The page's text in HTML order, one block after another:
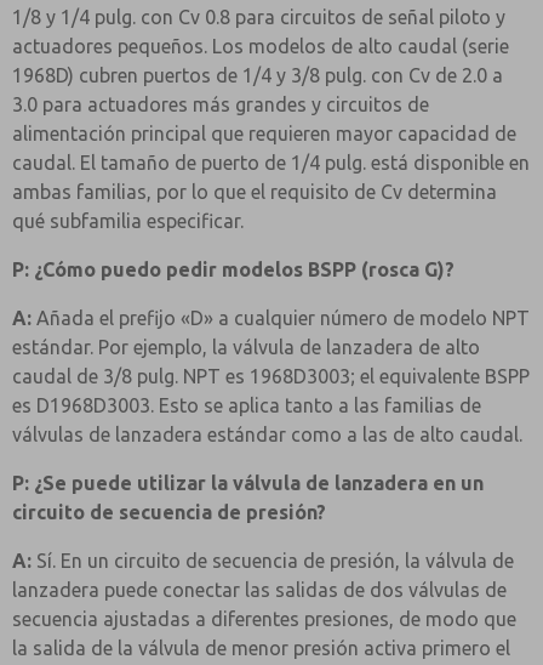
1/8 y 1/4 pulg. con Cv 0.8 para circuitos de señal piloto y
actuadores pequeños. Los modelos de alto caudal (serie
1968D) cubren puertos de 1/4 y 3/8 pulg. con Cv de 2.0 a
3.0 para actuadores más grandes y circuitos de
alimentación principal que requieren mayor capacidad de
caudal. El tamaño de puerto de 1/4 pulg. está disponible en
ambas familias, por lo que el requisito de Cv determina
qué subfamilia especificar.
P: ¿Cómo puedo pedir modelos BSPP (rosca G)?
A: Añada el prefijo «D» a cualquier número de modelo NPT
estándar. Por ejemplo, la válvula de lanzadera de alto
caudal de 3/8 pulg. NPT es 1968D3003; el equivalente BSPP
es D1968D3003. Esto se aplica tanto a las familias de
válvulas de lanzadera estándar como a las de alto caudal.
P: ¿Se puede utilizar la válvula de lanzadera en un
circuito de secuencia de presión?
A: Sí. En un circuito de secuencia de presión, la válvula de
lanzadera puede conectar las salidas de dos válvulas de
secuencia ajustadas a diferentes presiones, de modo que
la salida de la válvula de menor presión activa primero el